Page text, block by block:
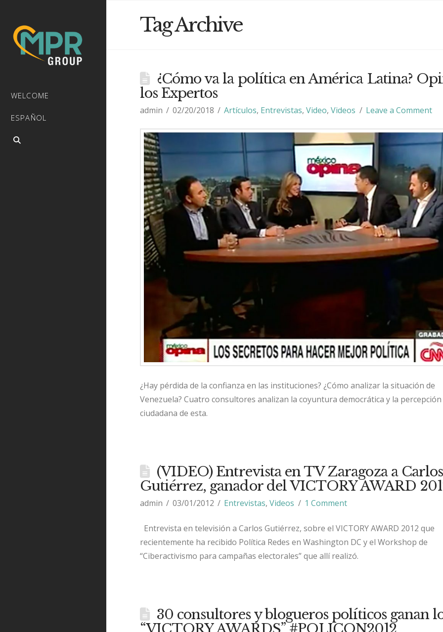
WELCOME
ESPAÑOL
Tag Archive
¿Cómo va la política en América Latina?
los Expertos
admin 02/20/2018 Artículos, Entrevistas,Video,Videos Leave a Comment
¿Hay pérdida de la confianza en las instituciones? ¿Cómo analizar la situación de
Venezuela? Cuatro consultores analizan la coyuntura democrática y la percepción
ciudadana de esta.
(VIDEO) Entrevista en TV Zaragoza a Carlos
Gutiérrez, ganador del VICTORY AWARD
admin 03/01/2012 Entrevistas,Videos 1 Comment
Entrevista en televisión a Carlos Gutiérrez, sobre el VICTORY AWARD 2012 que
recientemente ha recibido Política Redes en Washington DC y el Workshop de
“Ciberactivismo para campañas electorales” que allí realizó.
30 consultores y blogueros políticos ganan